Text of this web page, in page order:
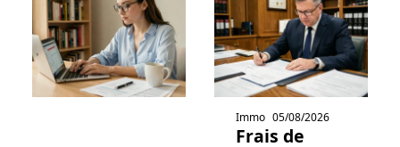
Immo 05/08/2026
Frais de